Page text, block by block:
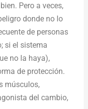
Pero a veces,
donde no lo
de personas
si el sistema
no la haya),
de protección.
músculos,
del cambio,